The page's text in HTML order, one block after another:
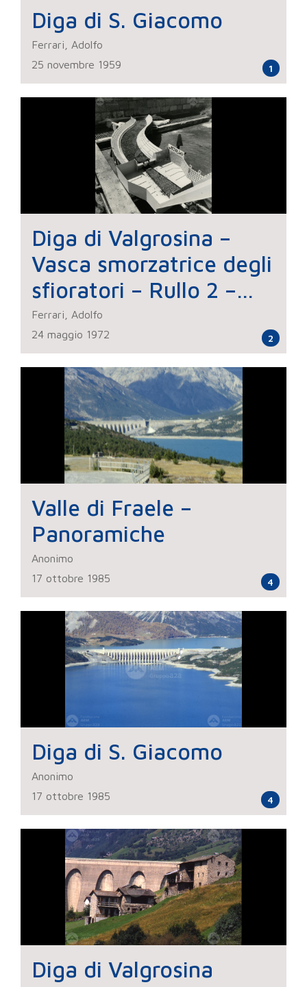
Diga di S. Giacomo
Ferrari, Adolfo
25 novembre 1959
1
Diga di Valgrosina –
Vasca smorzatrice degli
sfioratori – Rullo 2 –
Prove su modello
Ferrari, Adolfo
24 maggio 1972
2
Valle di Fraele –
Panoramiche
Anonimo
17 ottobre 1985
4
Diga di S. Giacomo
Anonimo
17 ottobre 1985
4
Diga di Valgrosina